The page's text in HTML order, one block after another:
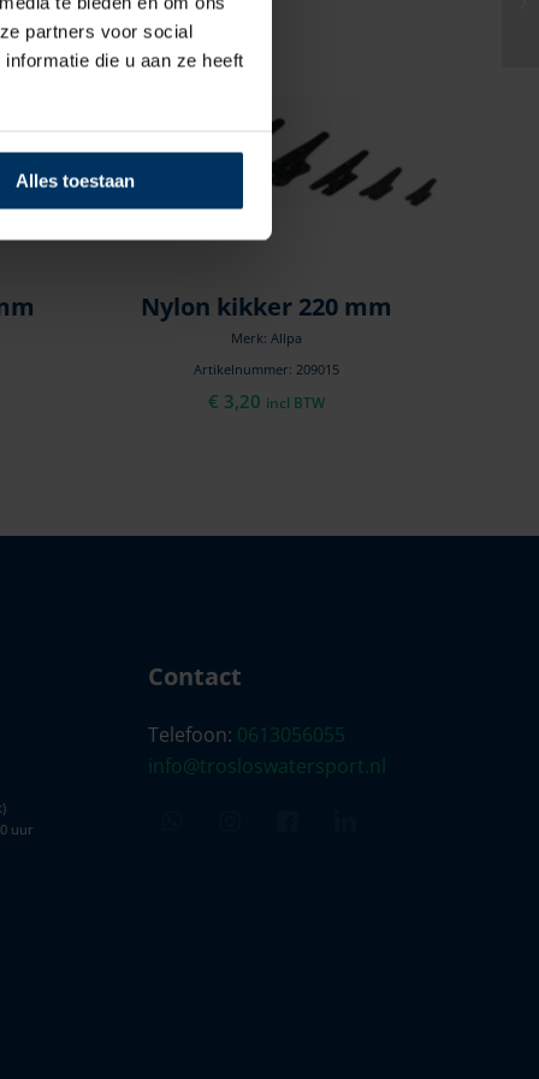
partners voor social
die u aan ze heeft
Alles toestaan
Nylon kikker 220 mm
Merk: Allpa
Artikelnummer: 209015
€ 3,20 incl BTW
uur
Contact
Telefoon: 0613056055
info@trosloswatersport.nl